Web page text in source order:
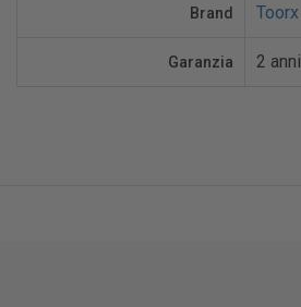
Brand Toorx
Garanzia 2 anni